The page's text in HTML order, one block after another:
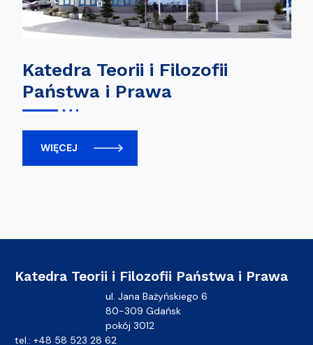
Katedra Teorii i Filozofii
Państwa i Prawa
WIĘCEJ
Katedra Teorii i Filozofii Państwa i Prawa
ul. Jana Bażyńskiego 6
80-309 Gdańsk
pokój 3012
tel.: +48 58 523 28 62